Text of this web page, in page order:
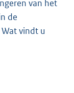
van het
de
vindt u